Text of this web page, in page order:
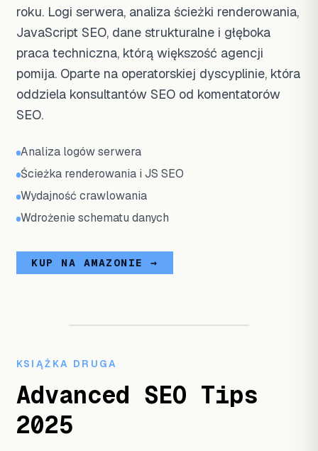
roku. Logi serwera, analiza ścieżki renderowania,
JavaScript SEO, dane strukturalne i głęboka
praca techniczna, którą większość agencji
pomija. Oparte na operatorskiej dyscyplinie, która
oddziela konsultantów SEO od komentatorów
SEO.
Analiza logów serwera
Ścieżka renderowania i JS SEO
Wydajność crawlowania
Wdrożenie schematu danych
KUP NA AMAZONIE →
KSIĄŻKA DRUGA
Advanced SEO Tips
2025